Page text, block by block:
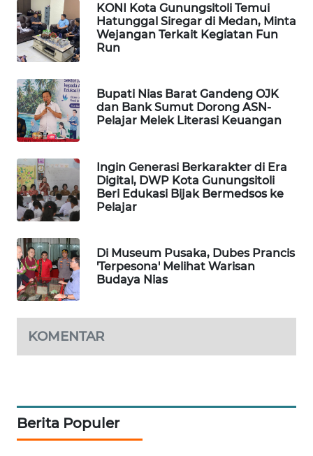
KONI Kota Gunungsitoli Temui
Hatunggal Siregar di Medan, Minta
Wejangan Terkait Kegiatan Fun
Run
Bupati Nias Barat Gandeng OJK
dan Bank Sumut Dorong ASN-
Pelajar Melek Literasi Keuangan
Ingin Generasi Berkarakter di Era
Digital, DWP Kota Gunungsitoli
Beri Edukasi Bijak Bermedsos ke
Pelajar
Di Museum Pusaka, Dubes Prancis
'Terpesona' Melihat Warisan
Budaya Nias
KOMENTAR
Berita Populer
MKLI
LPKKI
LKKI
KOPEKLIN
PORTAL
KONSUMEN
FORWAMKI
ALPERKLINAS
FORJASIDA
TAMBANG
NEWS
SIDIKALANG
NEWS